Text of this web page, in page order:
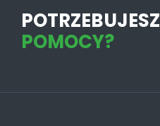
POTRZEBUJESZ
POMOCY?